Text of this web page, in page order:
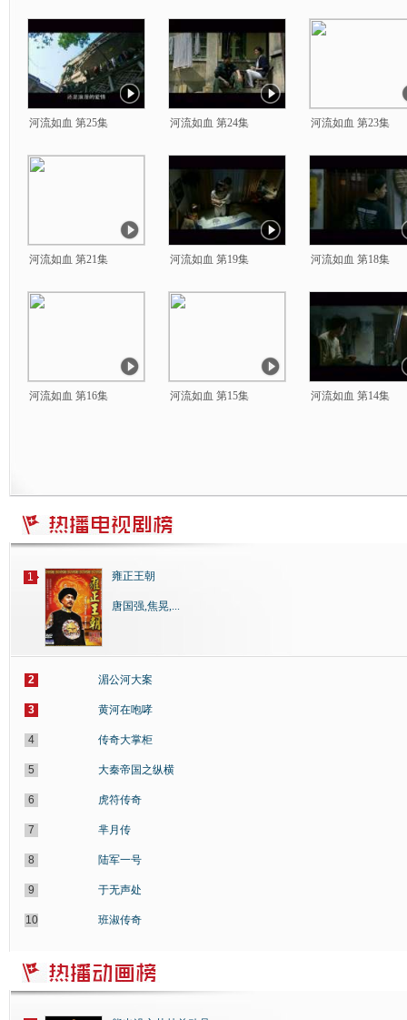
河流如血 第25集 河流如血 第24集 河流如血 第23集
河流如血 第21集 河流如血 第19集 河流如血 第18集
河流如血 第16集 河流如血 第15集 河流如血 第14集
1 雍正王朝
唐国强,焦晃,...
2 湄公河大案
3 黄河在咆哮
4 传奇大掌柜
5 大秦帝国之纵横
6 虎符传奇
7 芈月传
8 陆军一号
9 于无声处
10 班淑传奇